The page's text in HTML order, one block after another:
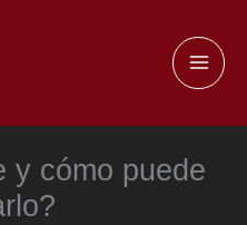
y cómo puede